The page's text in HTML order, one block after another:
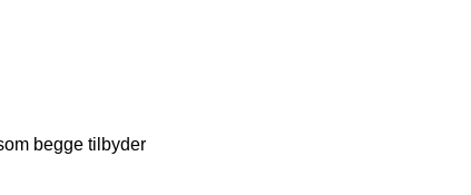
begge tilbyder